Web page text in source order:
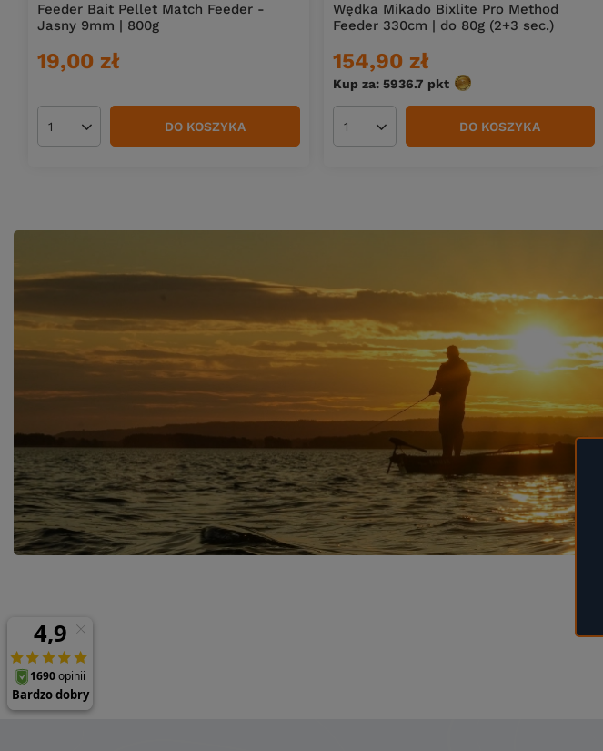
Feeder Bait Pellet Match Feeder -
Jasny 9mm | 800g
19,00 zł
Ilość produktów DO KOSZYKA
Wędka Mikado Bixlite Pro Method
Feeder 330cm | do 80g (2+3 sec.)
154,90 zł
Kup za: 5936.7 pktpunktów
Ilość produktów DO KOSZYKA